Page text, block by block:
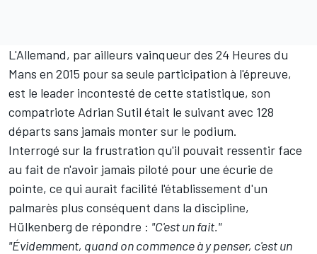
L'Allemand, par ailleurs vainqueur des 24 Heures du
Mans en 2015 pour sa seule participation à l'épreuve,
est le leader incontesté de cette statistique, son
compatriote Adrian Sutil était le suivant avec 128
départs sans jamais monter sur le podium.
Interrogé sur la frustration qu'il pouvait ressentir face
au fait de n'avoir jamais piloté pour une écurie de
pointe, ce qui aurait facilité l'établissement d'un
palmarès plus conséquent dans la discipline,
Hülkenberg de répondre : "C'est un fait."
"Évidemment, quand on commence à y penser, c'est un